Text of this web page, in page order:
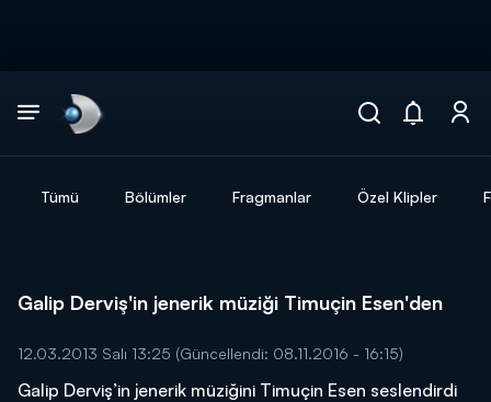
Tümü Bölümler Fragmanlar Özel Klipler
Galip Derviş'in jenerik müziği Timuçin Esen'den
12.03.2013 Salı 13:25 (Güncellendi: 08.11.2016 - 16:15)
Galip Derviş’in jenerik müziğini Timuçin Esen seslendirdi